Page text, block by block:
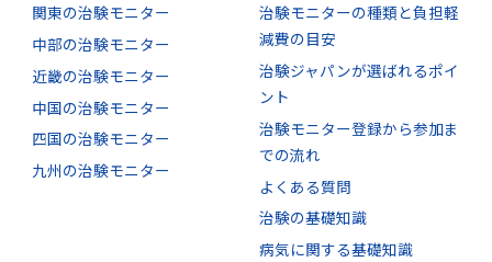
関東の治験モニター
中部の治験モニター
近畿の治験モニター
中国の治験モニター
四国の治験モニター
九州の治験モニター
治験モニターの種類と負担軽
減費の目安
治験ジャパンが選ばれるポイ
ント
治験モニター登録から参加ま
での流れ
よくある質問
治験の基礎知識
病気に関する基礎知識